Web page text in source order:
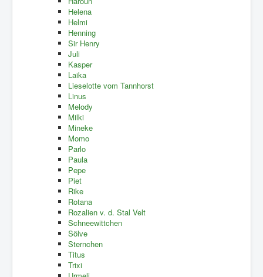
Helena
Helmi
Henning
Sir Henry
Juli
Kasper
Laika
Lieselotte vom Tannhorst
Linus
Melody
Milki
Mineke
Momo
Parlo
Paula
Pepe
Piet
Rike
Rotana
Rozalien v. d. Stal Velt
Schneewittchen
Sölve
Sternchen
Titus
Trixi